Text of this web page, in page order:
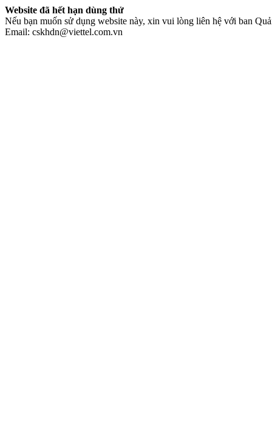
Website đã hết hạn dùng thử
Nếu bạn muốn sử dụng website này, xin vui lòng liên hệ với ban
Email: cskhdn@viettel.com.vn